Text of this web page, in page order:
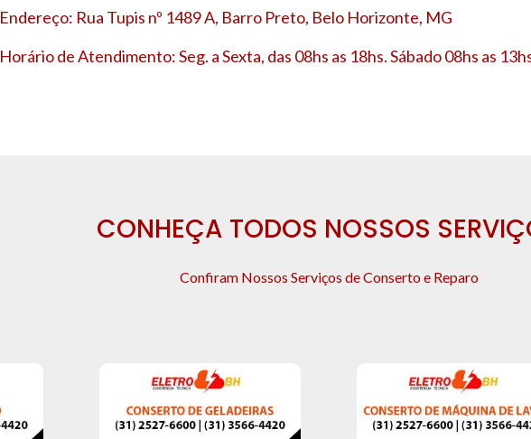
Endereço: Rua Tupis nº 1489 A, Barro Preto, Belo Horizonte, MG
Horário de Atendimento: Seg. a Sexta, das 08hs as 18hs. Sábado 08hs as
CONHEÇA TODOS NOSSOS
Confiram Nossos Serviços de Conserto e Reparo